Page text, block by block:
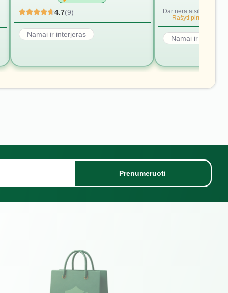
4.7(9)
Namai ir interjeras
Dar nėra atsiliepimų.
Rašyti pirmąjį.
Namai ir
Prenumeruoti